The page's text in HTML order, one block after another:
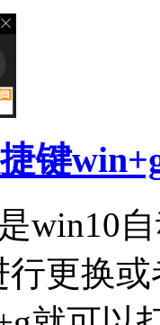
键
win10
行更换